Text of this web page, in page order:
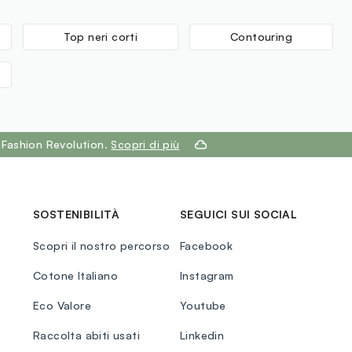
Top neri corti Contouring
Revolution. Scopri di più
SOSTENIBILITÀ
Scopri il nostro percorso
Cotone Italiano
Eco Valore
Raccolta abiti usati
SEGUICI SUI SOCIAL
Facebook
Instagram
Youtube
Linkedin